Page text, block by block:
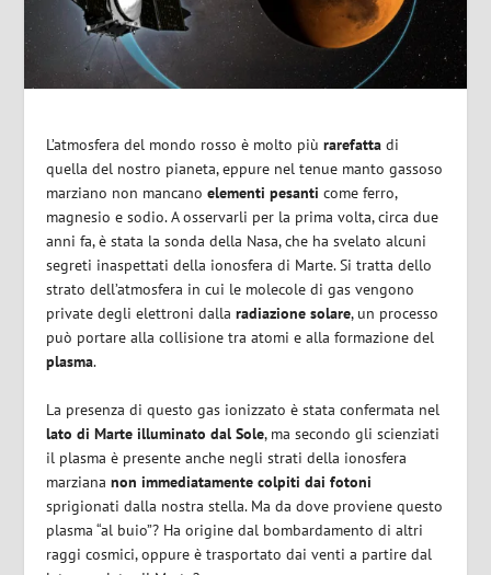
L’atmosfera del mondo rosso è molto piùrarefatta di
quella del nostro pianeta, eppure nel tenue manto gassoso
marziano non mancanoelementi pesanti come ferro,
magnesio e sodio. A osservarli per la prima volta, circa due
anni fa, è stata la sondadella Nasa, che ha svelato alcuni
segreti inaspettati della ionosfera di Marte. Si tratta dello
strato dell’atmosfera in cui le molecole di gas vengono
private degli elettroni dallaradiazione solare, un processo
può portare alla collisione tra atomi e alla formazione del
plasma.
La presenza di questo gas ionizzato è stata confermata nel
lato di Marte illuminato dal Sole, ma secondo gli scienziati
il plasma è presente anche negli strati della ionosfera
marziananon immediatamente colpiti dai fotoni
sprigionati dalla nostra stella. Ma da dove proviene questo
plasma “al buio”? Ha origine dal bombardamento di altri
raggi cosmici, oppure è trasportato dai venti a partire dal